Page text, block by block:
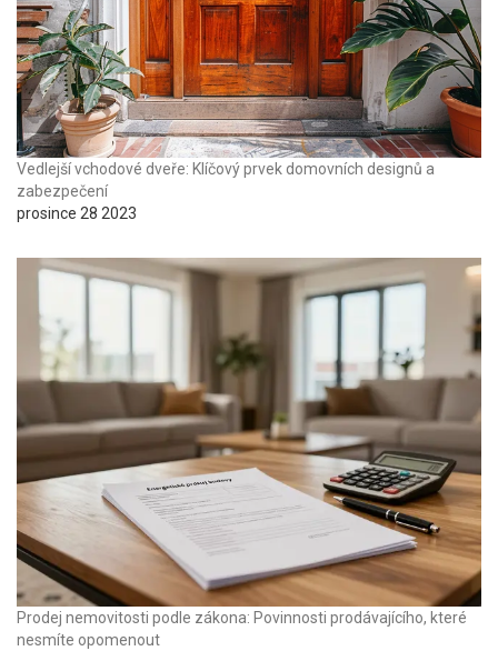
Vedlejší vchodové dveře: Klíčový prvek domovních designů a
zabezpečení
prosince 28 2023
Prodej nemovitosti podle zákona: Povinnosti prodávajícího, které
nesmíte opomenout